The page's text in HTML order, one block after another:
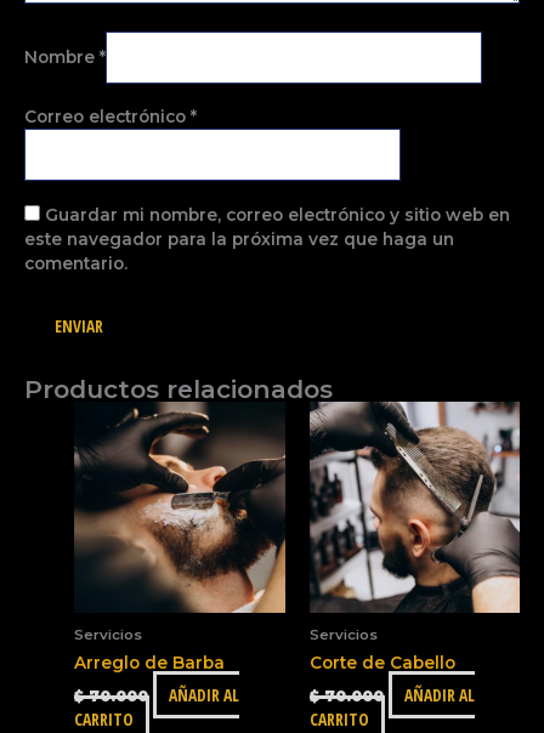
Nombre *
Correo electrónico *
Guardar mi nombre, correo electrónico y sitio web en
este navegador para la próxima vez que haga un
comentario.
Productos relacionados
Servicios
Arreglo de Barba
$70.000
AÑADIR AL
CARRITO
Servicios
Corte de Cabello
$70.000
AÑADIR AL
CARRITO